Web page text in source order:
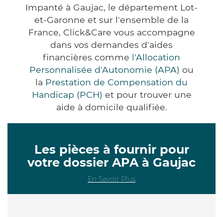
Impanté à Gaujac, le département Lot-
et-Garonne et sur l'ensemble de la
France, Click&Care vous accompagne
dans vos demandes d'aides
financières comme l'Allocation
Personnalisée d'Autonomie (APA) ou
la Prestation de Compensation du
Handicap (PCH) et pour trouver une
aide à domicile qualifiée.
Les pièces à fournir pour
votre dossier APA à Gaujac
En Savoir Plus